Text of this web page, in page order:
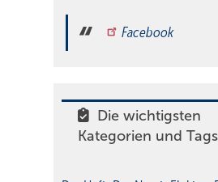
Facebook
Die wichtigsten
Kategorien und Tags